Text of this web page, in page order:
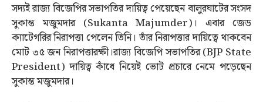
সদ্যই রাজ্য বিজেপির সভাপতির দায়িত্ব পেয়েছেন বালুরঘাটের সংসদ
সুকান্ত মজুমদার (Sukanta Majumder)। এবার জেড
ক্যাটেগরির নিরাপত্তা পেলেন তিনি। তাঁর নিরাপত্তার দায়িত্বে থাকবেন
মোট ৩৫ জন নিরাপত্তারক্ষী।রাজ্য বিজেপি সভাপতির (BJP State
President) দায়িত্ব কাঁধে নিয়েই ভোট প্রচারে নেমে পড়েছেন
সুকান্ত মজুমদার।